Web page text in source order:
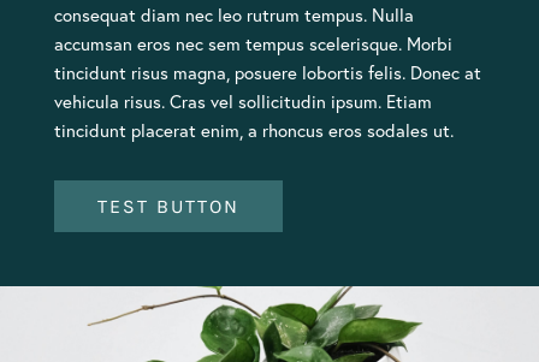
consequat diam nec leo rutrum tempus. Nulla
accumsan eros nec sem tempus scelerisque. Morbi
tincidunt risus magna, posuere lobortis felis. Donec at
vehicula risus. Cras vel sollicitudin ipsum. Etiam
tincidunt placerat enim, a rhoncus eros sodales ut.
TEST BUTTON